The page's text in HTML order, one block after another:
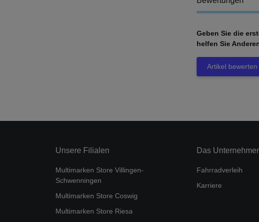
Geben Sie die
helfen Sie
Artikel bewerten
Unsere Filialen
Multimarken Store Villingen-
Schwenningen
Multimarken Store Coswig
Multimarken Store Riesa
Das
Fahrradverleih
Karriere